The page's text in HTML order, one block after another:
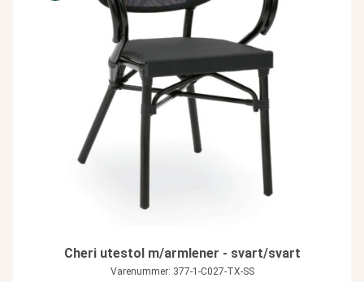
Cheri utestol m/armlener - svart/svart
Varenummer: 377-1-C027-TX-SS